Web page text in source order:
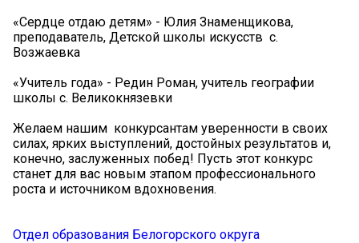
️«Сердце отдаю детям» - Юлия Знаменщикова,
преподаватель, Детской школы искусств с.
Возжаевка
️«Учитель года» - Редин Роман, учитель географии
школы с. Великокнязевки
Желаем нашим конкурсантам уверенности в своих
силах, ярких выступлений, достойных результатов и,
конечно, заслуженных побед! Пусть этот конкурс
станет для вас новым этапом профессионального
роста и источником вдохновения.
Отдел образования Белогорского округа